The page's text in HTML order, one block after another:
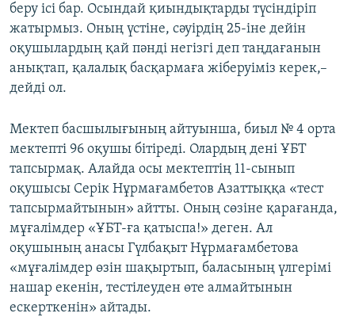
беру ісі бар. Осындай қиындықтарды түсіндіріп
жатырмыз. Оның үстіне, сәуірдің 25-іне дейін
оқушылардың қай пәнді негізгі деп таңдағанын
анықтап, қалалық басқармаға жіберуіміз керек,–
дейді ол.
Мектеп басшылығының айтуынша, биыл № 4 орта
мектепті 96 оқушы бітіреді. Олардың дені ҰБТ
тапсырмақ. Алайда осы мектептің 11-сынып
оқушысы Серік Нұрмағамбетов Азаттыққа «тест
тапсырмайтынын» айтты. Оның сөзіне қарағанда,
мұғалімдер «ҰБТ-ға қатыспа!» деген. Ал
оқушының анасы Гүлбақыт Нұрмағамбетова
«мұғалімдер өзін шақыртып, баласының үлгерімі
нашар екенін, тестілеуден өте алмайтынын
ескерткенін» айтады.